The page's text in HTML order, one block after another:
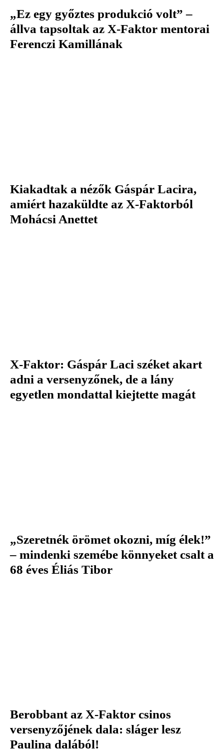
„Ez egy győztes produkció volt” –
állva tapsoltak az X-Faktor mentorai
Ferenczi Kamillának
Kiakadtak a nézők Gáspár Lacira,
amiért hazaküldte az X-Faktorból
Mohácsi Anettet
X-Faktor: Gáspár Laci széket akart
adni a versenyzőnek, de a lány
egyetlen mondattal kiejtette magát
„Szeretnék örömet okozni, míg élek!”
– mindenki szemébe könnyeket csalt a
68 éves Éliás Tibor
Berobbant az X-Faktor csinos
versenyzőjének dala: sláger lesz
Paulina dalából!